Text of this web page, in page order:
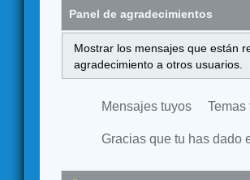
Panel de agradecimientos
Mostrar los mensajes que están
agradecimiento a otros usuarios.
Mensajes tuyos Temas
Gracias que tu has dado